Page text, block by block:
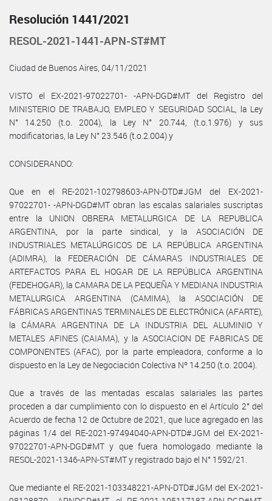
Resolución 1441/2021
RESOL-2021-1441-APN-ST#MT
Ciudad de Buenos Aires, 04/11/2021
VISTO el EX-2021-97022701- -APN-DGD#MT del Registro del
MINISTERIO DE TRABAJO, EMPLEO Y SEGURIDAD SOCIAL, la Ley
N° 14.250 (t.o. 2004), la Ley N° 20.744, (t.o.1.976) y sus
modificatorias, la Ley N° 23.546 (t.o.2.004) y
CONSIDERANDO:
Que en el RE-2021-102798603-APN-DTD#JGM del EX-2021-
97022701- -APN-DGD#MT obran las escalas salariales suscriptas
entre la UNION OBRERA METALURGICA DE LA REPUBLICA
ARGENTINA, por la parte sindical, y la ASOCIACIÓN DE
INDUSTRIALES METALÚRGICOS DE LA REPÚBLICA ARGENTINA
(ADIMRA), la FEDERACIÓN DE CÁMARAS INDUSTRIALES DE
ARTEFACTOS PARA EL HOGAR DE LA REPÚBLICA ARGENTINA
(FEDEHOGAR), la CAMARA DE LA PEQUEÑA Y MEDIANA INDUSTRIA
METALURGICA ARGENTINA (CAMIMA), la ASOCIACIÓN DE
FÁBRICAS ARGENTINAS TERMINALES DE ELECTRÓNICA (AFARTE),
la CÁMARA ARGENTINA DE LA INDUSTRIA DEL ALUMINIO Y
METALES AFINES (CAIAMA), y la ASOCIACION DE FABRICAS DE
COMPONENTES (AFAC), por la parte empleadora, conforme a lo
dispuesto en la Ley de Negociación Colectiva Nº 14.250 (t.o. 2004).
Que a través de las mentadas escalas salariales las partes
proceden a dar cumplimiento con lo dispuesto en el Artículo 2° del
Acuerdo de fecha 12 de Octubre de 2021, que luce agregado en las
páginas 1/4 del RE-2021-97494040-APN-DTD#JGM del EX-2021-
97022701-APN-DGD#MT y que fuera homologado mediante la
RESOL-2021-1346-APN-ST#MT y registrado bajo el N° 1592/21.
Que mediante el RE-2021-103348221-APN-DTD#JGM del EX-2021-